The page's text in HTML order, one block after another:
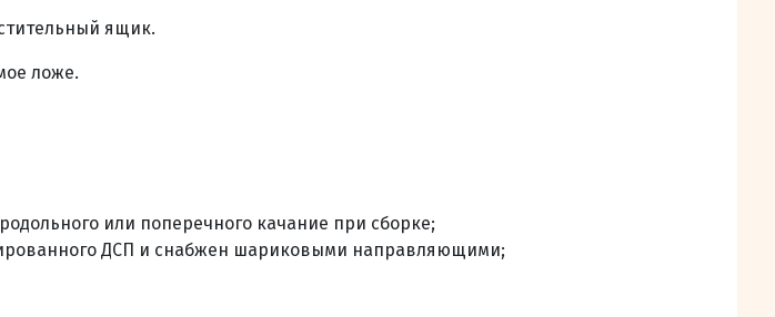
ящик.
ложе.
или поперечного качание при сборке;
ДСП и снабжен шариковыми направляющими;